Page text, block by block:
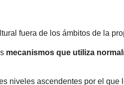
fuera de los ámbitos de la
mecanismos que utiliza
niveles ascendentes por el